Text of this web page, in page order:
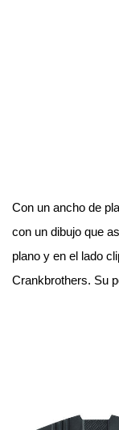
Con un ancho de
con un dibujo que
plano y en el lado
Crankbrothers. Su